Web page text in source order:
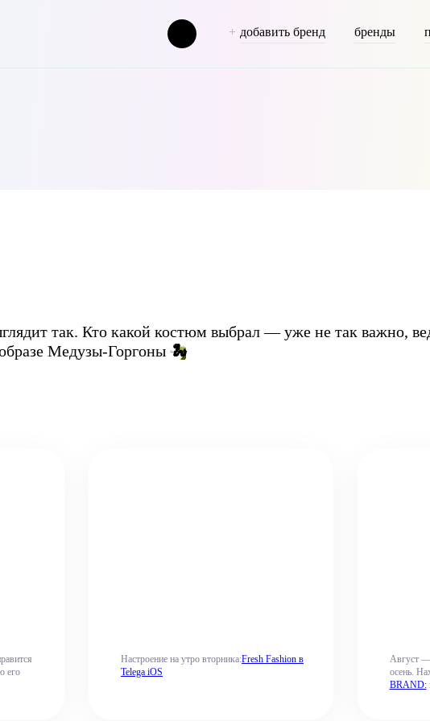
добавить бренд бренды
так. Кто какой костюм выбрал — уже не так важно,
Медузы-Горгоны 🐍
его
Настроение на утро вторника:Fresh Fashion в
Telega iOS
Август —
осень.
BRAND: